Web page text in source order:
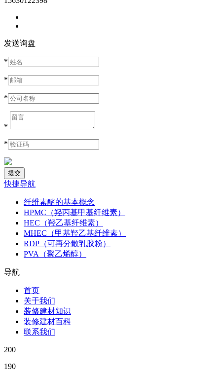
发送询盘
*
*
*
*
*
快捷导航
纤维素醚的基本概念
HPMC（羟丙基甲基纤维素）
HEC（羟乙基纤维素）
MHEC（甲基羟乙基纤维素）
RDP（可再分散乳胶粉）
PVA（聚乙烯醇）
导航
首页
关于我们
装修建材知识
装修建材百科
联系我们
200
190